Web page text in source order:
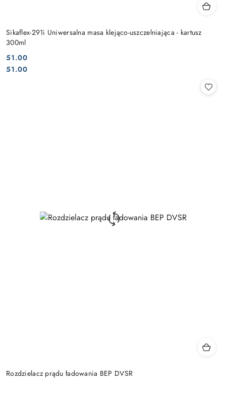
Sikaflex-291i Uniwersalna masa klejąco-uszczelniająca - kartusz
300ml
Cena:
51.00
Cena:
51.00
Rozdzielacz prądu ładowania BEP DVSR